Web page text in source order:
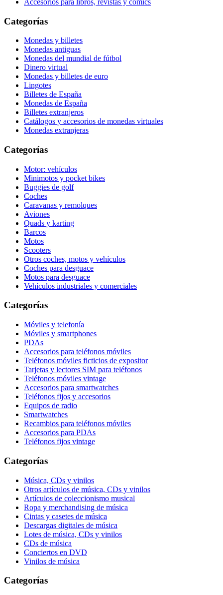
Categorías
Monedas y billetes
Monedas antiguas
Monedas del mundial de fútbol
Dinero virtual
Monedas y billetes de euro
Lingotes
Billetes de España
Monedas de España
Billetes extranjeros
Catálogos y accesorios de monedas virtuales
Monedas extranjeras
Categorías
Motor: vehículos
Minimotos y pocket bikes
Buggies de golf
Coches
Caravanas y remolques
Aviones
Quads y karting
Barcos
Motos
Scooters
Otros coches, motos y vehículos
Coches para desguace
Motos para desguace
Vehículos industriales y comerciales
Categorías
Móviles y telefonía
Móviles y smartphones
PDAs
Accesorios para teléfonos móviles
Teléfonos móviles ficticios de expositor
Tarjetas y lectores SIM para teléfonos
Teléfonos móviles vintage
Accesorios para smartwatches
Teléfonos fijos y accesorios
Equipos de radio
Smartwatches
Recambios para teléfonos móviles
Accesorios para PDAs
Teléfonos fijos vintage
Categorías
Música, CDs y vinilos
Otros artículos de música, CDs y vinilos
Artículos de coleccionismo musical
Ropa y merchandising de música
Cintas y casetes de música
Descargas digitales de música
Lotes de música, CDs y vinilos
CDs de música
Conciertos en DVD
Vinilos de música
Categorías